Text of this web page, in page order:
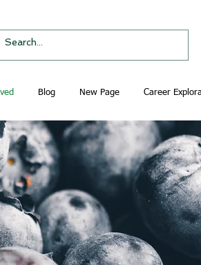
Blog New Page Career